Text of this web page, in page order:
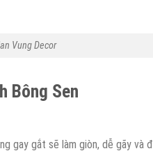
Vung Decor
Bông Sen
gay gắt sẽ làm giòn, dễ gãy và